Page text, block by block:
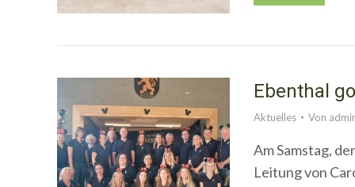
Ebenthal
Aktuelles Von
Am Samstag,
Leitung von